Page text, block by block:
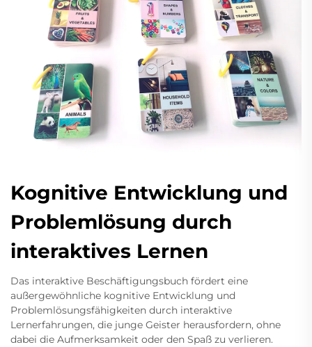
Kognitive Entwicklung und
Problemlösung durch
interaktives Lernen
Das interaktive Beschäftigungsbuch fördert eine
außergewöhnliche kognitive Entwicklung und
Problemlösungsfähigkeiten durch interaktive
Lernerfahrungen, die junge Geister herausfordern, ohne
dabei die Aufmerksamkeit oder den Spaß zu verlieren.